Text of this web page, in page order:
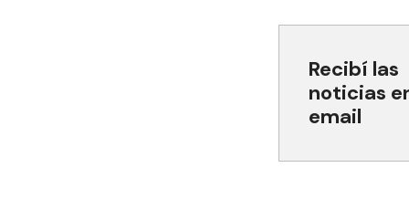
Recibí las
noticias
email